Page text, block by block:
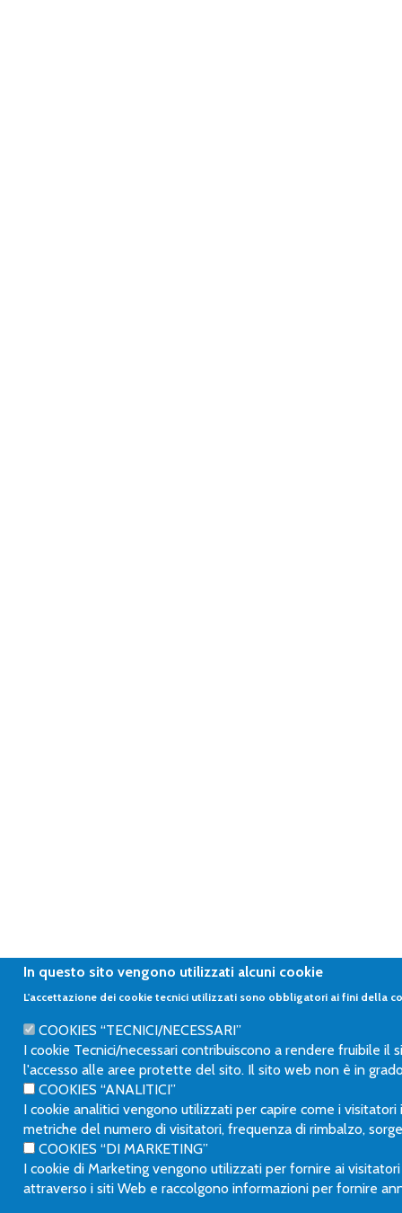
In questo sito vengono utilizzati alcuni cookie
L'accettazione dei cookie tecnici utilizzati sono obbligatori ai fini della
COOKIES “TECNICI/NECESSARI”
I cookie Tecnici/necessari contribuiscono a rendere fruibile
l'accesso alle aree protette del sito. Il sito web non è in
COOKIES “ANALITICI”
I cookie analitici vengono utilizzati per capire come i
metriche del numero di visitatori, frequenza di rimbalzo,
COOKIES “DI MARKETING”
I cookie di Marketing vengono utilizzati per fornire ai
attraverso i siti Web e raccolgono informazioni per fornire